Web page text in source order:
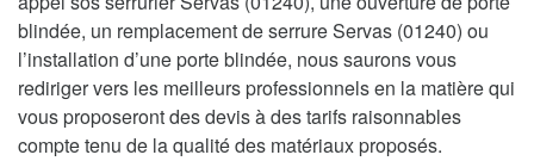
blindée, un remplacement de serrure Servas (01240) ou
l’installation d’une porte blindée, nous saurons vous
rediriger vers les meilleurs professionnels en la matière qui
vous proposeront des devis à des tarifs raisonnables
compte tenu de la qualité des matériaux proposés.